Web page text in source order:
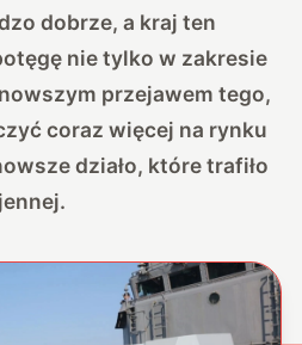
dobrze, a kraj ten
nie tylko w zakresie
przejawem tego,
coraz więcej na rynku
działo, które trafiło